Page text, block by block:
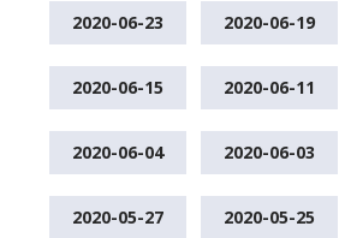
2020-06-23 2020-06-19
2020-06-15 2020-06-11
2020-06-04 2020-06-03
2020-05-27 2020-05-25